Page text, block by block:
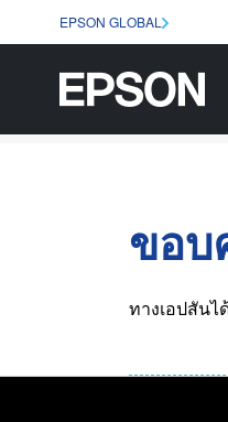
EPSON GLOBAL
ขอบ
ทางเอปสัน